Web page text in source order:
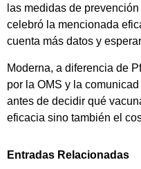
las medidas de
celebró la mencionada
cuenta más datos y
Moderna, a diferencia de
por la OMS y la
antes de decidir qué
eficacia sino también el
Entradas Relacionadas